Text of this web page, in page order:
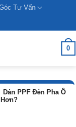
Tư Vấn
0
Dán PPF Đèn Pha Ô